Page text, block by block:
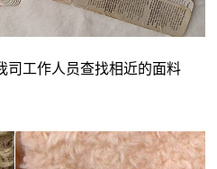
司工作人员查找相近的面料